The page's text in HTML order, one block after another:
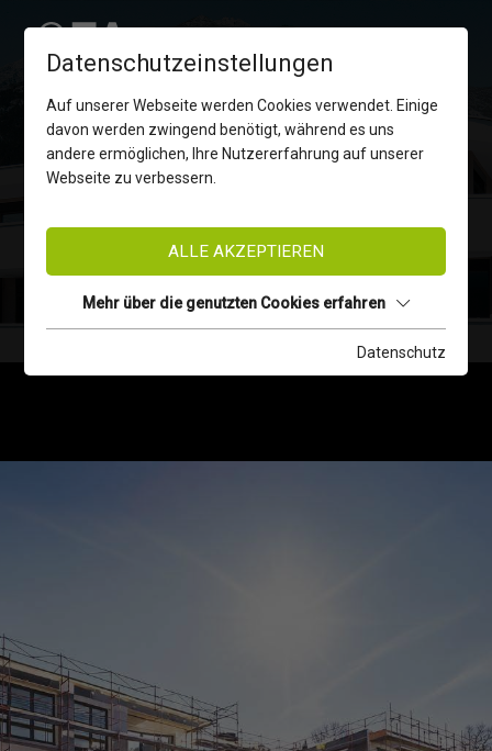
IMMOBILIEN
Datenschutzeinstellungen
Auf unserer Webseite werden Cookies verwendet. Einige
davon werden zwingend benötigt, während es uns
andere ermöglichen, Ihre Nutzererfahrung auf unserer
Webseite zu verbessern.
ALLE AKZEPTIEREN
Mehr über die genutzten Cookies erfahren
Datenschutz